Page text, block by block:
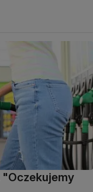
"Oczekujemy